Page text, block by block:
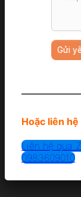
Hoặc liên
Liên hệ qua
0983609010